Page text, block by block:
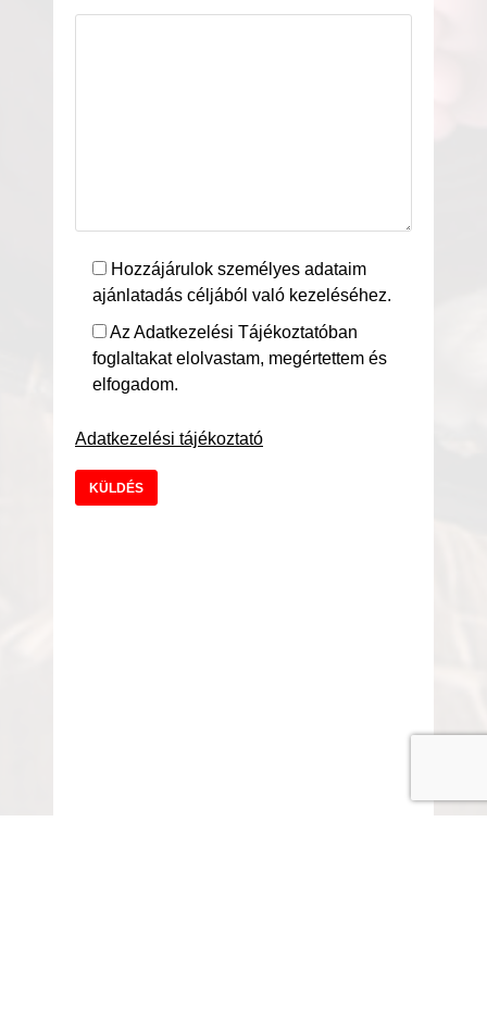
Hozzájárulok személyes adataim
ajánlatadás céljából való kezeléséhez.
Az Adatkezelési Tájékoztatóban
foglaltakat elolvastam, megértettem és
elfogadom.
Adatkezelési tájékoztató